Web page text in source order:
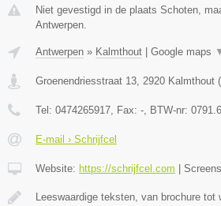
Niet gevestigd in de plaats Schoten,
Antwerpen.
Antwerpen » Kalmthout Google maps
Groenendriesstraat 13, 2920 Kalmthout (
Tel: 0474265917, Fax: -, BTW-nr:
E-mail › Schrijfcel
Website: https://schrijfcel.com
Leeswaardige teksten, van brochure tot